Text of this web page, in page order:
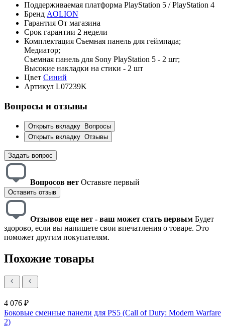
Поддерживаемая платформа PlayStation 5 / PlayStation 4
Бренд AOLION
Гарантия От магазина
Срок гарантии 2 недели
Комплектация Съемная панель для геймпада;
Медиатор;
Съемная панель для Sony PlayStation 5 - 2 шт;
Высокие накладки на стики - 2 шт
Цвет Синий
Артикул L07239K
Вопросы и отзывы
Открыть вкладку
Вопросы
Открыть вкладку Отзывы
Задать вопрос
Вопросов нет Оставьте первый
Оставить отзыв
Отзывов еще нет - ваш может стать первым Будет
здорово, если вы напишете свои впечатления о товаре. Это
поможет другим покупателям.
Похожие товары
4 076 ₽
Боковые сменные панели для PS5 (Call of Duty: Modern Warfare
2)